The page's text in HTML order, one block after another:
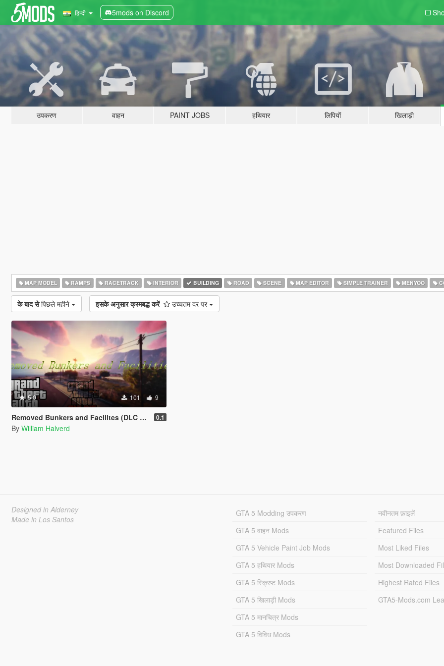
हिन्दी 5mods on Discord
उपकरण वाहन PAINT JOBS हथियार लिपियों खिलाड़ी
MAP MODEL RAMPS RACETRACK INTERIOR BUILDING ROAD SCENE MAP EDITOR SIMPLE TRAINER MENYOO
के बाद से पिछले महीने इसके अनुसार क्रमबद्ध करें उच्चतम दर पर
5.0 101 9
Removed Bunkers and Facilites (DLC add-on) 0.1
By William Halverd
Designed in Alderney
Made in Los Santos
GTA 5 Modding उपकरण
GTA 5 वाहन Mods
GTA 5 Vehicle Paint Job Mods
GTA 5 हथियार Mods
GTA 5 स्क्रिप्ट Mods
GTA 5 खिलाड़ी Mods
GTA 5 मानचित्र Mods
GTA 5 विविध Mods
नवीनतम फ़ाइलें
Featured Files
Most Liked Files
Most Downloaded
Highest Rated Files
GTA5-Mods.com